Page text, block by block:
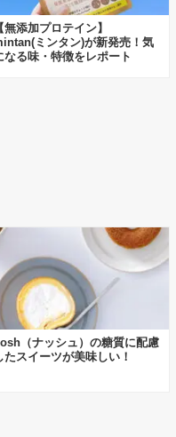
【無添加プロテイン】
ミンタン)が新発売！気
なる味・特徴をレポート
（ナッシュ）の糖質に配慮
たスイーツが美味しい！